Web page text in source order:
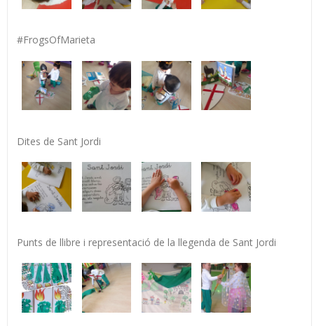
#FrogsOfMarieta
Dites de Sant Jordi
Punts de llibre i representació de la llegenda de Sant Jordi